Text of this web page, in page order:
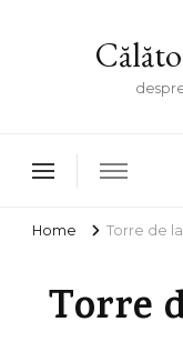
Home Torre de
Torre